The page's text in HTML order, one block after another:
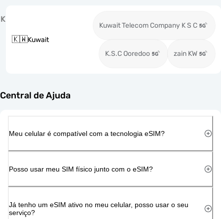
K
🇰🇼Kuwait
Kuwait Telecom Company K S C
K.S.C Ooredoo zain KW
Central de Ajuda
Meu celular é compatível com a tecnologia eSIM?
Posso usar meu SIM físico junto com o eSIM?
Já tenho um eSIM ativo no meu celular, posso usar o seu
serviço?